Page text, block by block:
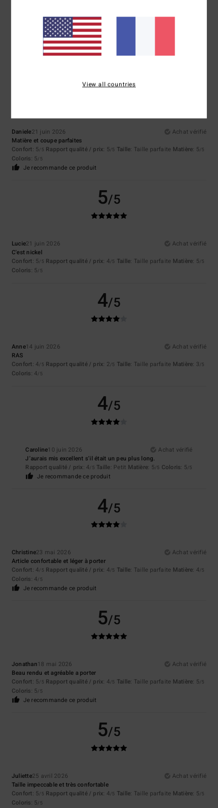
29 juin 2026
Achat vérifié
porque toso es perfecto
/5 Rapport qualité / prix
Je recommande ce produit
5/5
Daniele21 juin 2026
Achat vérifié
Matière et coupe parfaites
Confort: 5/5 Rapport qualité / prix: 5/5 Taille: Taille parfaite Matière: 5/5
Coloris: 5/5
Je recommande ce produit
5/5
Lucie21 juin 2026
Achat vérifié
C'est nickel
Confort: 5/5 Rapport qualité / prix: 4/5 Taille: Taille parfaite Matière: 5/5
Coloris: 5/5
4/5
Anne14 juin 2026
Achat vérifié
RAS
Confort: 4/5 Rapport qualité / prix: 2/5 Taille: Taille parfaite Matière: 3/5
Coloris: 4/5
4/5
Caroline10 juin 2026
Achat vérifié
J‘aurais mis excellent s‘il était un peu plus long.
Rapport qualité / prix: 4/5 Taille: Petit Matière: 5/5 Coloris: 5/5
Je recommande ce produit
4/5
Christine23 mai 2026
Achat vérifié
Article confortable et léger à porter
Confort: 4/5 Rapport qualité / prix: 4/5 Taille: Taille parfaite Matière: 4/5
Coloris: 4/5
Je recommande ce produit
5/5
Jonathan18 mai 2026
Achat vérifié
Beau rendu et agréable a porter
Confort: 5/5 Rapport qualité / prix: 4/5 Taille: Taille parfaite Matière: 5/5
Coloris: 5/5
Je recommande ce produit
5/5
Juliette25 avril 2026
Achat vérifié
Taille impeccable et très confortable
Confort: 5/5 Rapport qualité / prix: 4/5 Taille: Taille parfaite Matière: 5/5
Coloris: 5/5
View all countries